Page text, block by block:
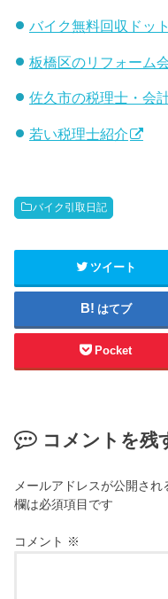
バイク無料回収ドッ
板橋区のリフォーム
佐久市の税理士・会
若い税理士紹介
バイク引取日記
ツイート
はてブ
Pocket
コメントを残
メールアドレスが公開され
欄は必須項目です
コメント ※